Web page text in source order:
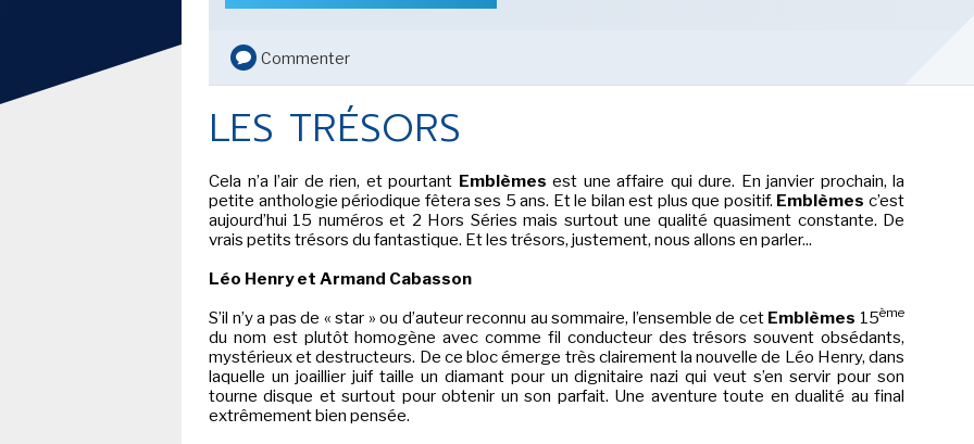
DAN JURGENS ET MIKE
PULPS
TOUTE L'ACTU LE FIL DE L'INFO
BD
JEUNESSE
LIVRE
FILM
SÉRIE TV
ÉVÉNEMENTS
CONVENTION
DÉBAT
EMISSION
DERNIERS
Commenter
LES TRÉSORS
Cela n’a l’air de rien, et pourtant Emblèmes est une affaire qui dure. En janvier prochain, la
petite anthologie périodique fêtera ses 5 ans. Et le bilan est plus que positif. Emblèmes c’est
aujourd’hui 15 numéros et 2 Hors Séries mais surtout une qualité quasiment constante. De
vrais petits trésors du fantastique. Et les trésors, justement, nous allons en parler...
Léo Henry et Armand Cabasson
S’il n’y a pas de « star » ou d’auteur reconnu au sommaire, l’ensemble de cet Emblèmes 15ème
du nom est plutôt homogène avec comme fil conducteur des trésors souvent obsédants,
mystérieux et destructeurs. De ce bloc émerge très clairement la nouvelle de Léo Henry, dans
laquelle un joaillier juif taille un diamant pour un dignitaire nazi qui veut s’en servir pour son
tourne disque et surtout pour obtenir un son parfait. Une aventure toute en dualité au final
extrêmement bien pensée.